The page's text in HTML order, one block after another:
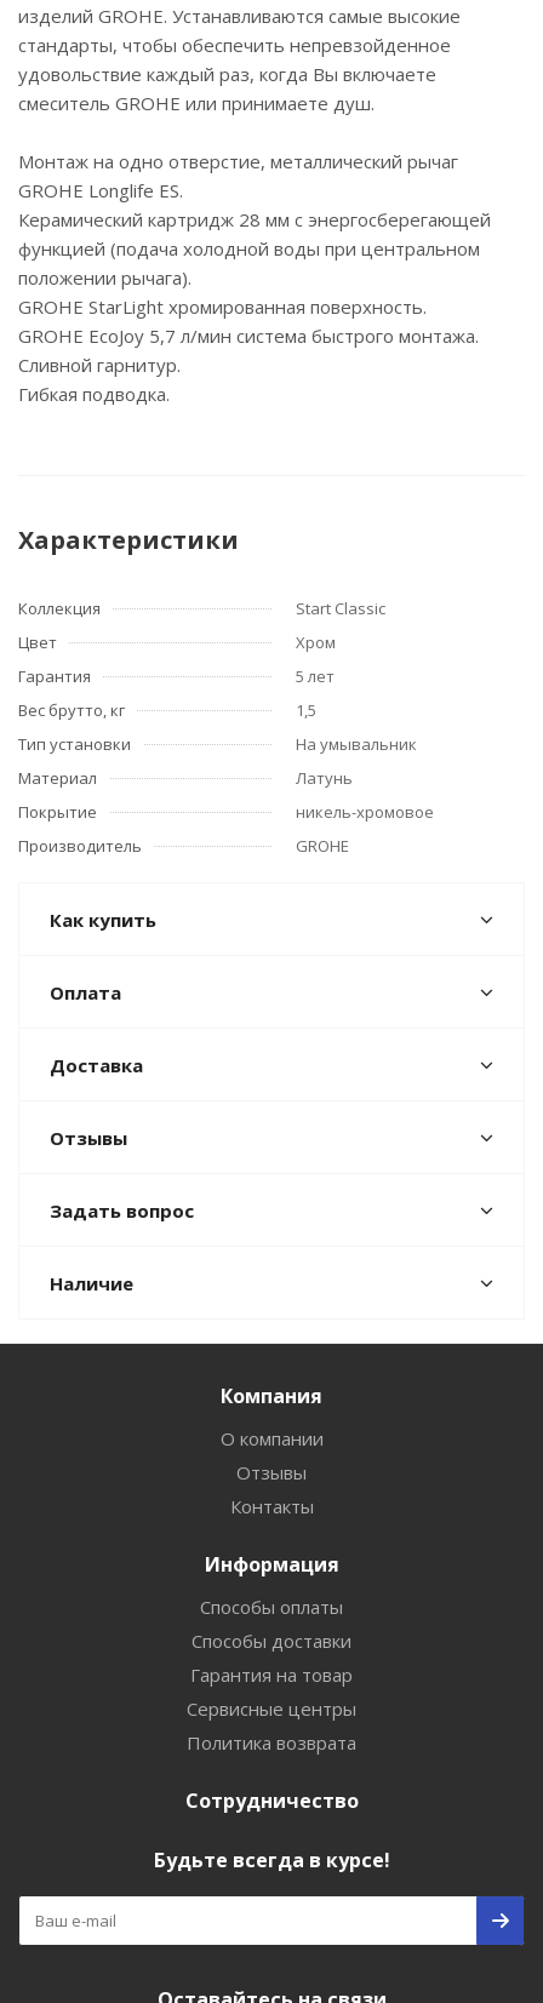
изделий GROHE. Устанавливаются самые высокие
стандарты, чтобы обеспечить непревзойденное
удовольствие каждый раз, когда Вы включаете
смеситель GROHE или принимаете душ.
Монтаж на одно отверстие, металлический рычаг
GROHE Longlife ES.
Керамический картридж 28 мм с энергосберегающей
функцией (подача холодной воды при центральном
положении рычага).
GROHE StarLight хромированная поверхность.
GROHE EcoJoy 5,7 л/мин система быстрого монтажа.
Сливной гарнитур.
Гибкая подводка.
Характеристики
Коллекция
Start Classic
Цвет
Хром
Гарантия
5 лет
Вес брутто, кг
1,5
Тип установки
На умывальник
Материал
Латунь
Покрытие
никель-хромовое
Производитель
GROHE
Как купить
Оплата
Доставка
Отзывы
Задать вопрос
Наличие
Компания
О компании
Отзывы
Контакты
Информация
Способы оплаты
Способы доставки
Гарантия на товар
Сервисные центры
Политика возврата
Сотрудничество
Будьте всегда в курсе!